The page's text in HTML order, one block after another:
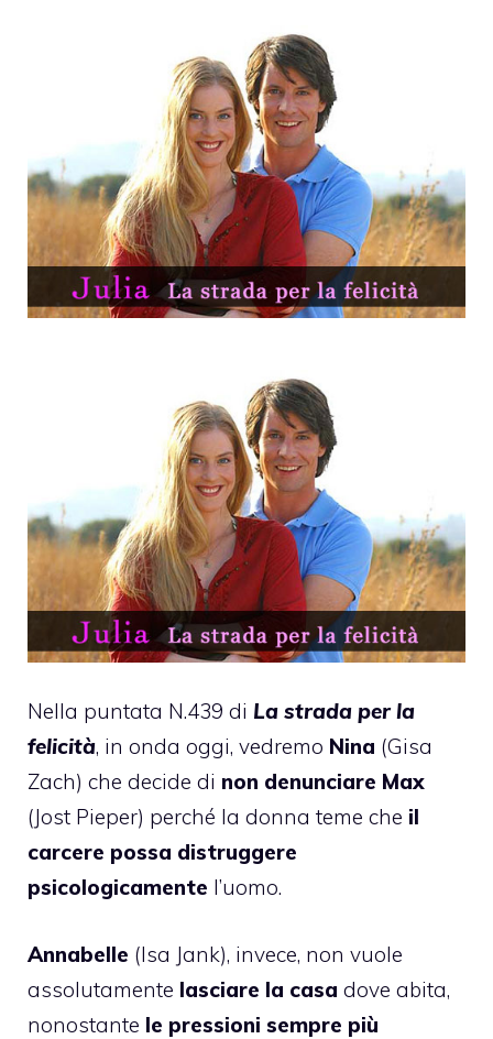
Nella puntata N.439 di La strada per la
felicità, in onda oggi, vedremo Nina (Gisa
Zach) che decide di non denunciare Max
(Jost Pieper) perché la donna teme che il
carcere possa distruggere
psicologicamente l’uomo.
Annabelle (Isa Jank), invece, non vuole
assolutamente lasciare la casa dove abita,
nonostante le pressioni sempre più